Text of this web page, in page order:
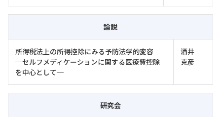
論説
所得税法上の所得控除にみる予防法学的変容
─セルフメディケーションに関する医療費控除
を中心として─
酒井
克彦
研究会